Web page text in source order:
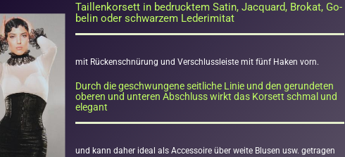
Tail­len­kor­sett in be­druck­tem Satin, Jac­quard, Bro­kat, Go­
be­lin oder schwar­zem Le­der­imi­tat
mit Rü­cken­schnü­rung und Ver­schluss­leis­te mit fünf Haken vorn.
Durch die ge­schwun­ge­ne seit­li­che Linie und den ge­run­de­ten
obe­ren und un­te­ren Ab­schluss wirkt das Kor­sett schmal und
ele­gant
und kann daher ideal als Ac­ces­soire über weite Blu­sen usw. ge­tra­gen